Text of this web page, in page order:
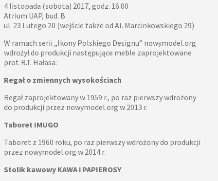
4 listopada (sobota) 2017, godz. 16.00
Atrium UAP, bud. B
ul. 23 Lutego 20 (wejście także od Al. Marcinkowskiego 29)
W ramach serii „Ikony Polskiego Designu” nowymodel.org
wdrożył do produkcji następujące meble zaprojektowane
prof. R.T. Hałasa:
Regał o zmiennych wysokościach
Regał zaprojektowany w 1959 r., po raz pierwszy wdrożony
do produkcji przez nowymodel.org w 2013 r.
Taboret IMUGO
Taboret z 1960 roku, po raz pierwszy wdrożony do produkcji
przez nowymodel.org w 2014 r.
Stolik kawowy KAWA i PAPIEROSY